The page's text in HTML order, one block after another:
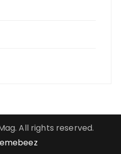
All rights reserved.